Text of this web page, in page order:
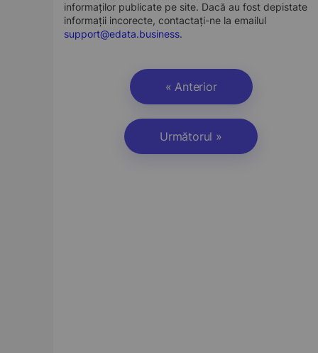
informaților publicate pe site. Dacă au fost depistate
informații incorecte, contactați-ne la emailul
support@edata.business.
« Anterior
Următorul »